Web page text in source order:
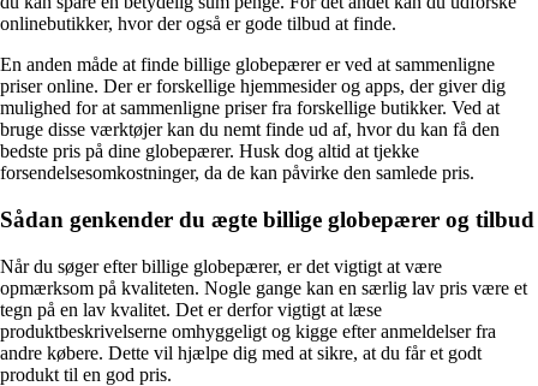
onlinebutikker, hvor der også er gode tilbud at finde.
En anden måde at finde billige globepærer er ved at sammenligne
priser online. Der er forskellige hjemmesider og apps, der giver dig
mulighed for at sammenligne priser fra forskellige butikker. Ved at
bruge disse værktøjer kan du nemt finde ud af, hvor du kan få den
bedste pris på dine globepærer. Husk dog altid at tjekke
forsendelsesomkostninger, da de kan påvirke den samlede pris.
Sådan genkender du ægte billige globepærer og tilbud
Når du søger efter billige globepærer, er det vigtigt at være
opmærksom på kvaliteten. Nogle gange kan en særlig lav pris være et
tegn på en lav kvalitet. Det er derfor vigtigt at læse
produktbeskrivelserne omhyggeligt og kigge efter anmeldelser fra
andre købere. Dette vil hjælpe dig med at sikre, at du får et godt
produkt til en god pris.